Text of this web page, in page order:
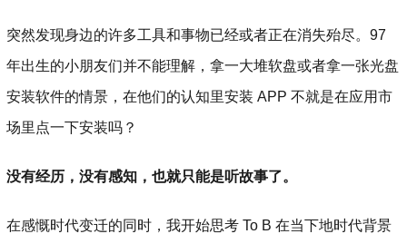
突然发现身边的许多工具和事物已经或者正在消失殆尽。97
年出生的小朋友们并不能理解，拿一大堆软盘或者拿一张光盘
安装软件的情景，在他们的认知里安装 APP 不就是在应用市
场里点一下安装吗？
没有经历，没有感知，也就只能是听故事了。
在感慨时代变迁的同时，我开始思考 To B 在当下地时代背景